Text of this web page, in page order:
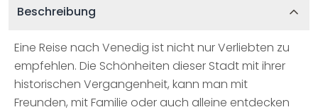
Beschreibung
Eine Reise nach Venedig ist nicht nur Verliebten zu
empfehlen. Die Schönheiten dieser Stadt mit ihrer
historischen Vergangenheit, kann man mit
Freunden, mit Familie oder auch alleine entdecken